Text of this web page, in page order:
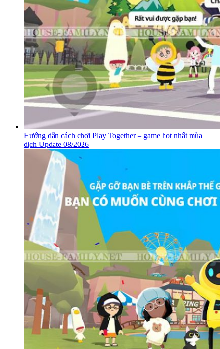
Hướng dẫn cách chơi Play Together – game hot nhất mùa
dịch Update 08/2026